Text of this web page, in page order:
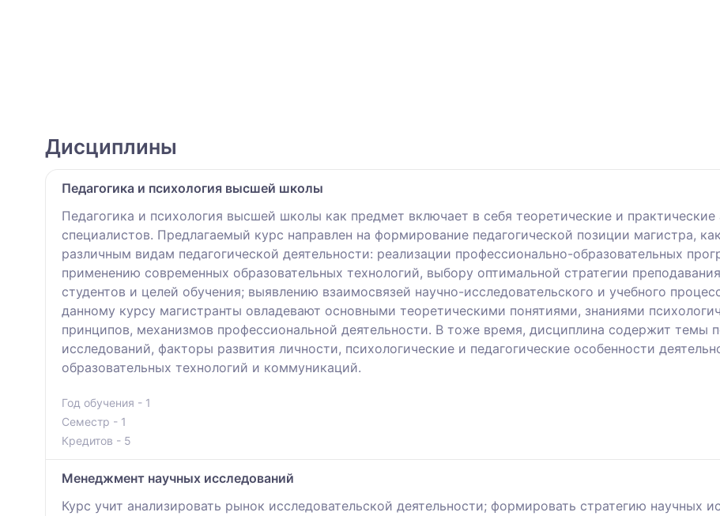
Дисциплины
Педагогика и психология высшей школы
Педагогика и психология высшей школы как предмет включает в себя теоретические и
специалистов. Предлагаемый курс направлен на формирование педагогической позиции магистра,
различным видам педагогической деятельности: реализации профессионально-образовательных
применению современных образовательных технологий, выбору оптимальной стратегии
студентов и целей обучения; выявлению взаимосвязей научно-исследовательского и учебного
данному курсу магистранты овладевают основными теоретическими понятиями, знаниями
принципов, механизмов профессиональной деятельности. В тоже время, дисциплина содержит темы
исследований, факторы развития личности, психологические и педагогические особенности
образовательных технологий и коммуникаций.
Год обучения - 1
Семестр - 1
Кредитов - 5
Менеджмент научных исследований
Курс учит анализировать рынок исследовательской деятельности; формировать стратегию научных